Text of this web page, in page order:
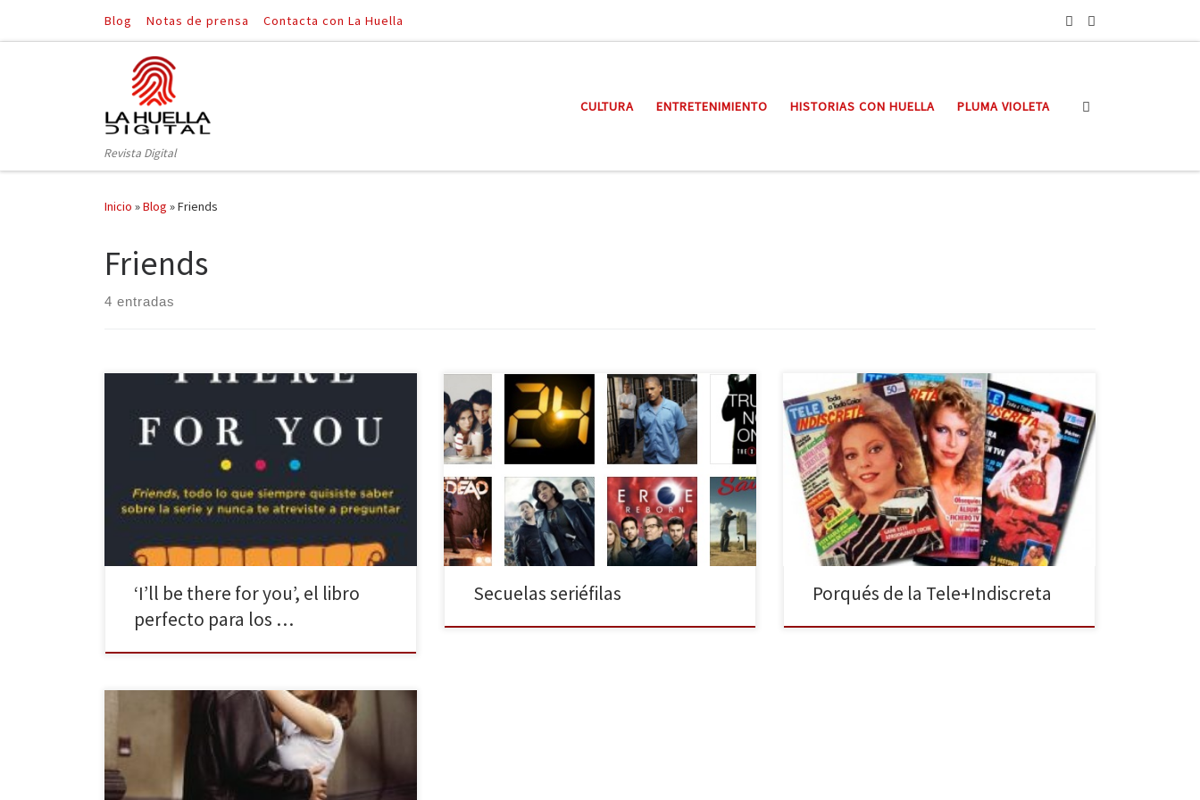
Saltar al contenido
Blog Notas de prensa Contacta con La Huella
Revista Digital
CULTURA ENTRETENIMIENTO HISTORIAS CON HUELLA PLUMA VIOLETA
Inicio »Blog »Friends
Friends
4 entradas
No cabe duda que en los últimos años las series de
televisión se han ido convirtiendo cada vez más en
una de las principales fuentes de entretenimiento,
teniendo una amplia cantidad de ellas de géneros y
estilos para todo tipo de público. Son muchas,
muchísimas, las series destacadas a día […]
‘I’ll be there for you’, el libro
perfecto para los …
¿Vivimos en la época dorada de las series? Sin lugar a
dudas. En los últimos diez años el número de series
producidas en Estados Unidos ha aumentado de
manera considerable, siendo actualmente un formato
tan valorado como el cine, encontrándonos en
nuestras pantallas una gran variedad de títulos
abarcando todos […]
Secuelas seriéfilas
En la vida hay muchas preguntas sin respuesta, y en la
Televisión de hoy en día muchas más. Intentaremos
formular esas preguntas que nos están rondando por
la cabeza y que seguramente no tienen (ni tendrán)
una respuesta, pero quizás si alguien las escucha por
lo menos intentará ponerles solución. […]
Porqués de la Tele+Indiscreta
¡Qué mejor que San Valentín para dejaros un ranking
de las parejas que más nos han marcado en la ficción
televisiva!Queráis o no, estamos en la semana en la